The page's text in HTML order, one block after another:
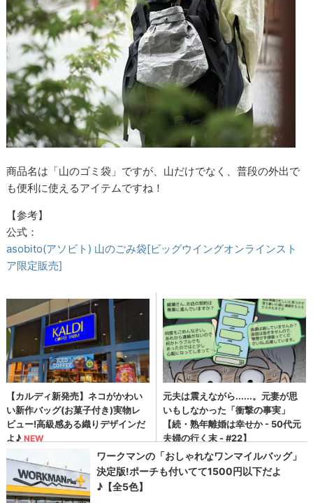
商品名は「山のゴミ袋」ですが、山だけでなく、普段の外出で
も便利に使えるアイテムですね！
【参考】
公式：
asobito(アソビト) 山のごみ袋[ビッグウイングオンラインスト
ア限定販売]